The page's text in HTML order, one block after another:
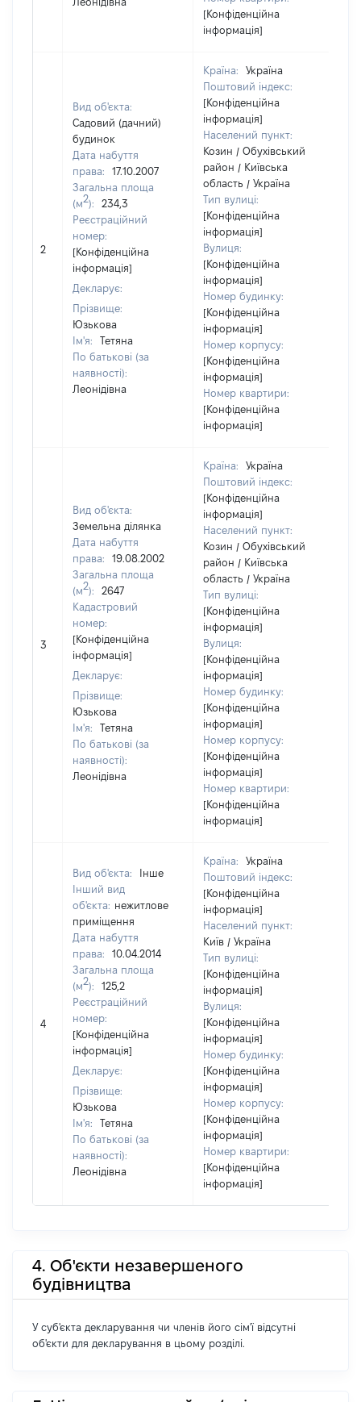
[Конфіденційна
інформація]
2
Вид об'єкта:
Садовий (дачний)
будинок
Дата набуття
права:
17.10.2007
Загальна площа
(м2):
234,3
Реєстраційний
номер:
[Конфіденційна
інформація]
Декларує:
Прізвище:
Юзькова
Ім'я:
Тетяна
По батькові (за
наявності):
Леонідівна
Країна:
Україна
Поштовий індекс:
[Конфіденційна
інформація]
Населений пункт:
Козин / Обухівський
район / Київська
область / Україна
Тип вулиці:
[Конфіденційна
інформація]
Вулиця:
[Конфіденційна
інформація]
Номер будинку:
[Конфіденційна
інформація]
Номер корпусу:
[Конфіденційна
інформація]
Номер квартири:
[Конфіденційна
інформація]
3
Вид об'єкта:
Земельна ділянка
Дата набуття
права:
19.08.2002
Загальна площа
(м2):
2647
Кадастровий
номер:
[Конфіденційна
інформація]
Декларує:
Прізвище:
Юзькова
Ім'я:
Тетяна
По батькові (за
наявності):
Леонідівна
Країна:
Україна
Поштовий індекс:
[Конфіденційна
інформація]
Населений пункт:
Козин / Обухівський
район / Київська
область / Україна
Тип вулиці:
[Конфіденційна
інформація]
Вулиця:
[Конфіденційна
інформація]
Номер будинку:
[Конфіденційна
інформація]
Номер корпусу:
[Конфіденційна
інформація]
Номер квартири:
[Конфіденційна
інформація]
4
Вид об'єкта:
Інше
Інший вид
об'єкта: нежитлове
приміщення
Дата набуття
права:
10.04.2014
Загальна площа
(м2):
125,2
Реєстраційний
номер:
[Конфіденційна
інформація]
Декларує:
Прізвище:
Юзькова
Ім'я:
Тетяна
По батькові (за
наявності):
Леонідівна
Країна:
Україна
Поштовий індекс:
[Конфіденційна
інформація]
Населений пункт:
Київ / Україна
Тип вулиці:
[Конфіденційна
інформація]
Вулиця:
[Конфіденційна
інформація]
Номер будинку:
[Конфіденційна
інформація]
Номер корпусу:
[Конфіденційна
інформація]
Номер квартири:
[Конфіденційна
інформація]
4. Об'єкти незавершеного
будівництва
У суб'єкта декларування чи членів його сім'ї відсутні
об'єкти для декларування в цьому розділі.